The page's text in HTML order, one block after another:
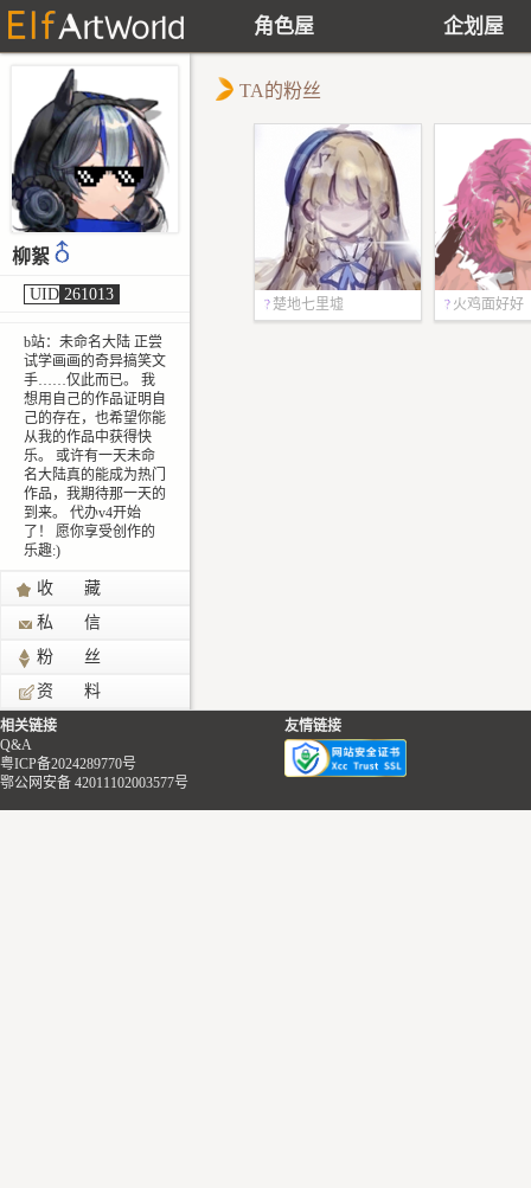
角色屋 企划屋
柳絮
UID 261013
b站：未命名大陆 正尝
试学画画的奇异搞笑文
手……仅此而已。 我
想用自己的作品证明自
己的存在，也希望你能
从我的作品中获得快
乐。 或许有一天未命
名大陆真的能成为热门
作品，我期待那一天的
到来。 代办v4开始
了！ 愿你享受创作的
乐趣:)
收 藏
私 信
粉 丝
资 料
TA的粉丝
楚地七里墟
火鸡面好好
相关链接
Q&A
粤ICP备2024289770号
鄂公网安备 42011102003577号
友情链接